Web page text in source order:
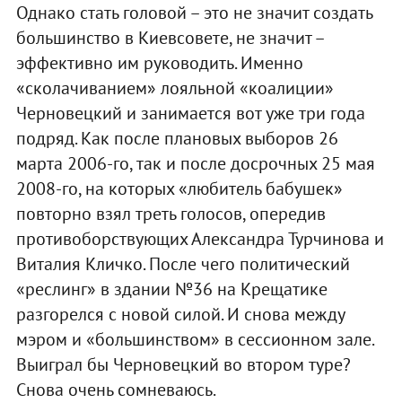
Однако стать головой – это не значит создать
большинство в Киевсовете, не значит –
эффективно им руководить. Именно
«сколачиванием» лояльной «коалиции»
Черновецкий и занимается вот уже три года
подряд. Как после плановых выборов 26
марта 2006-го, так и после досрочных 25 мая
2008-го, на которых «любитель бабушек»
повторно взял треть голосов, опередив
противоборствующих Александра Турчинова и
Виталия Кличко. После чего политический
«реслинг» в здании №36 на Крещатике
разгорелся с новой силой. И снова между
мэром и «большинством» в сессионном зале.
Выиграл бы Черновецкий во втором туре?
Снова очень сомневаюсь.